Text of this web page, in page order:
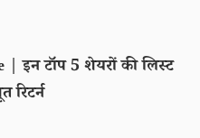
इन टॉप 5 शेयरों की लिस्ट